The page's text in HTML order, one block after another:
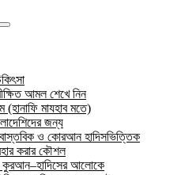
আমল শেখে নিন
মাযহাব মতে)
জন্য
বাস্তবিক ও কোরআন হাদিসভিত্তিক
করার কৌশল
আলোকে